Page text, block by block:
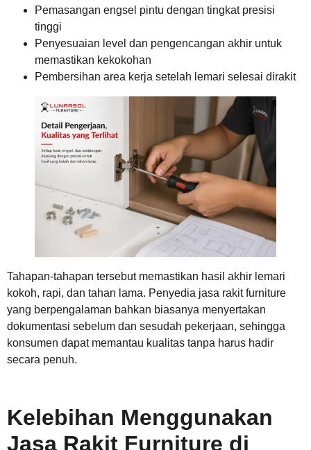
Pemasangan engsel pintu dengan tingkat presisi
tinggi
Penyesuaian level dan pengencangan akhir untuk
memastikan kekokohan
Pembersihan area kerja setelah lemari selesai dirakit
Tahapan-tahapan tersebut memastikan hasil akhir lemari
kokoh, rapi, dan tahan lama. Penyedia jasa rakit furniture
yang berpengalaman bahkan biasanya menyertakan
dokumentasi sebelum dan sesudah pekerjaan, sehingga
konsumen dapat memantau kualitas tanpa harus hadir
secara penuh.
Kelebihan Menggunakan
Jasa Rakit Furniture di